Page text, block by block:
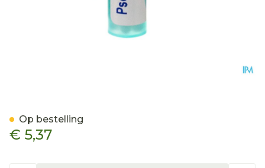
€ 5,37
Op bestelling